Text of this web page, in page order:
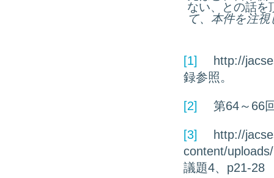
ない、との話を
て、本件を注
[1]
http://
録参照。
[2] 第64～66
[3]
http://
content/
議題4、p21-28